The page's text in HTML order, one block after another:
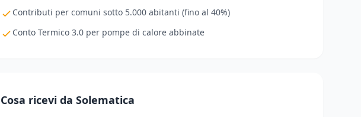
Contributi per comuni sotto 5.000 abitanti (fino al 40%)
Conto Termico 3.0 per pompe di calore abbinate
Cosa ricevi da Solematica